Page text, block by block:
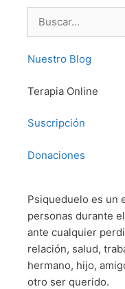
Nuestro Blog
Terapia Online
Suscripción
Donaciones
Psiqueduelo es un
personas durante
ante cualquier
relación, salud,
hermano, hijo,
otro ser querido.